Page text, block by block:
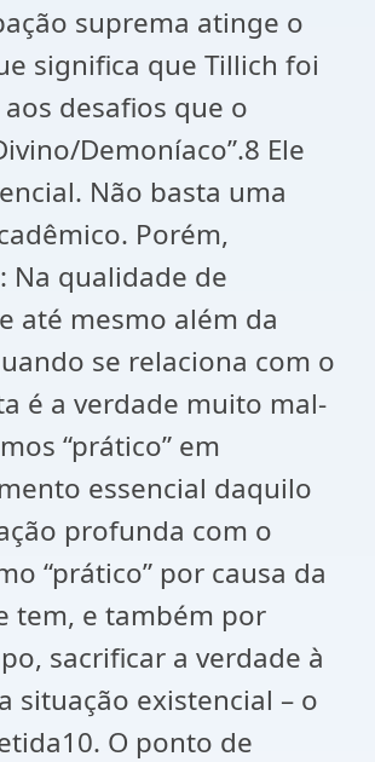
suprema atinge o
significa que Tillich foi
desafios que o
Demoníaco”.8 Ele
Não basta uma
Porém,
Na qualidade de
até mesmo além da
se relaciona com o
é a verdade muito mal-
“prático” em
essencial daquilo
profunda com o
“prático” por causa da
tem, e também por
sacrificar a verdade à
situação existencial – o
O ponto de